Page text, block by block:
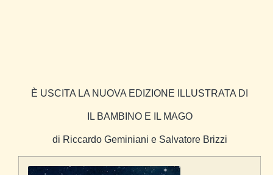
È USCITA LA NUOVA EDIZIONE ILLUSTRATA DI
IL BAMBINO E IL MAGO
di Riccardo Geminiani e Salvatore Brizzi